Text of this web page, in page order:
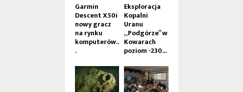
Garmin
Descent X50i
nowy gracz
na rynku
komputerów..
.
Eksploracja
Kopalni
Uranu
„Podgórze” w
Kowarach
poziom -230...